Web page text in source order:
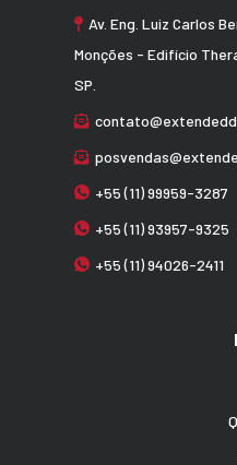
Av. Eng. Luiz Carlos
Monções - Edifício
SP.
+55 (11) 99959-3287
+55 (11) 93957-9325
+55 (11) 94026-2411